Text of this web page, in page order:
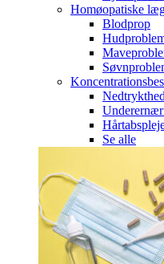
Homøopatiske
Blodprop
Nedtrykthed
Se alle